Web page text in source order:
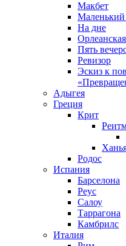
Макбет
Маленький
На дне
Пять
Ревизор
Эскиз к
Адыгея
Греция
Крит
Родос
Испания
Барселона
Реус
Салоу
Таррагона
Камбрилс
Италия